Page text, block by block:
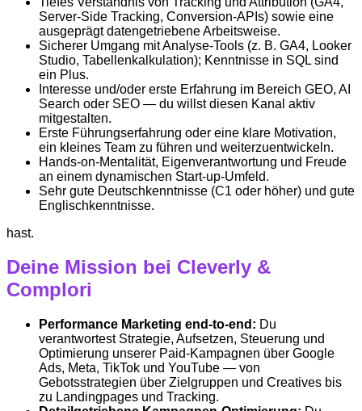
Server-Side Tracking, Conversion-APIs) sowie eine
ausgeprägt datengetriebene Arbeitsweise.
Sicherer Umgang mit Analyse-Tools (z. B. GA4, Looker
Studio, Tabellenkalkulation); Kenntnisse in SQL sind
ein Plus.
Interesse und/oder erste Erfahrung im Bereich GEO, AI
Search oder SEO — du willst diesen Kanal aktiv
mitgestalten.
Erste Führungserfahrung oder eine klare Motivation,
ein kleines Team zu führen und weiterzuentwickeln.
Hands-on-Mentalität, Eigenverantwortung und Freude
an einem dynamischen Start-up-Umfeld.
Sehr gute Deutschkenntnisse (C1 oder höher) und gute
Englischkenntnisse.
hast.
Deine Mission bei Cleverly &
Complori
Performance Marketing end-to-end: Du
verantwortest Strategie, Aufsetzen, Steuerung und
Optimierung unserer Paid-Kampagnen über Google
Ads, Meta, TikTok und YouTube — von
Gebotsstrategien über Zielgruppen und Creatives bis
zu Landingpages und Tracking.